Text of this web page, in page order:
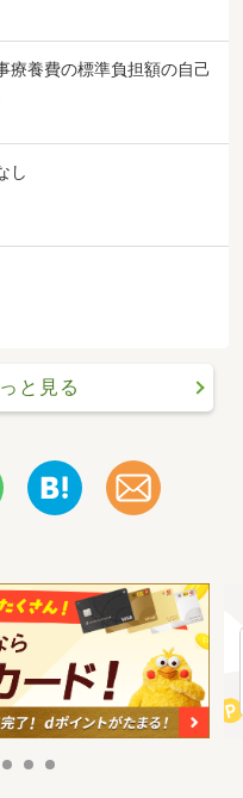
療養費の標準負担額の自己
し
と見る